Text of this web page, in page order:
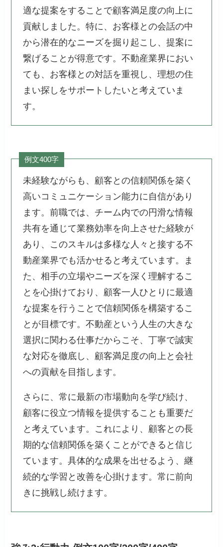
適な提案をすることで顧客満足度の向上に
貢献しました。特に、お客様との会話の中
から潜在的なニーズを掘り起こし、提案に
繋げることが得意です。不動産業界におい
ても、お客様との対話を重視し、理想の住
まい探しをサポートしたいと考えていま
す。
例文400字
未経験ながらも、顧客との信頼関係を築く
高いコミュニケーション能力に自信があり
ます。前職では、チーム内での円滑な情報
共有を通じて業務効率を向上させた経験が
あり、このスキルは多様な人々と接する不
動産業界でも活かせると考えています。ま
た、相手の立場やニーズを深く理解するこ
とを心掛けており、顧客一人ひとりに最適
な提案を行うことで信頼関係を構築するこ
とが目標です。不動産という人生の大きな
選択に関わる仕事だからこそ、丁寧で誠実
な対応を徹底し、顧客満足度の向上と会社
への貢献を目指します。
さらに、常に最新の市場動向を学び続け、
顧客に役立つ情報を提供することも重要だ
と考えています。これにより、顧客との長
期的な信頼関係を築くことができると信じ
ています。具体的な成果を出せるよう、継
続的な学習と改善を心掛けます。常に前向
きに挑戦し続けます。